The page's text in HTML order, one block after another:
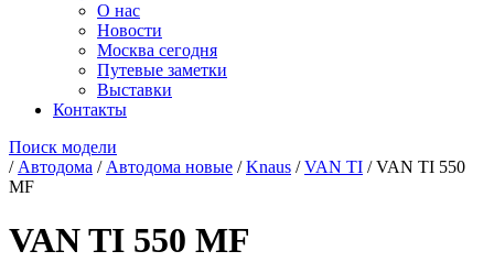
О нас
Новости
Москва сегодня
Путевые заметки
Выставки
Контакты
Поиск модели
/ Автодома / Автодома новые /Knaus /VAN TI /VAN TI 550
MF
VAN TI 550 MF